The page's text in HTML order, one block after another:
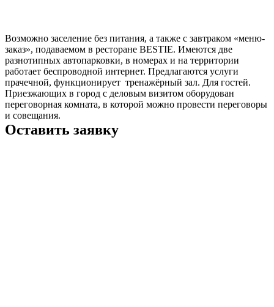
Возможно заселение без питания, а также с завтраком «меню-
заказ», подаваемом в ресторане BESTIЕ. Имеются две
разнотипных автопарковки, в номерах и на территории
работает беспроводной интернет. Предлагаются услуги
прачечной, функционирует тренажёрный зал. Для гостей.
Приезжающих в город с деловым визитом оборудован
переговорная комната, в которой можно провести переговоры
и совещания.
Оставить заявку